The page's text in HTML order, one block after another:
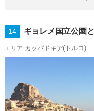
14 ギョレメ国立公園
エリア カッパドキア(トルコ)